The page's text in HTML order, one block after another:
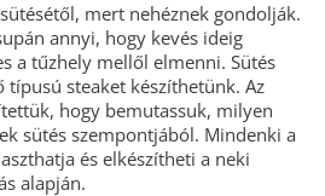
mert nehéznek gondolják.
annyi, hogy kevés ideig
a tűzhely mellől elmenni. Sütés
steaket készíthetünk. Az
hogy bemutassuk, milyen
sütés szempontjából. Mindenki a
és elkészítheti a neki
alapján.